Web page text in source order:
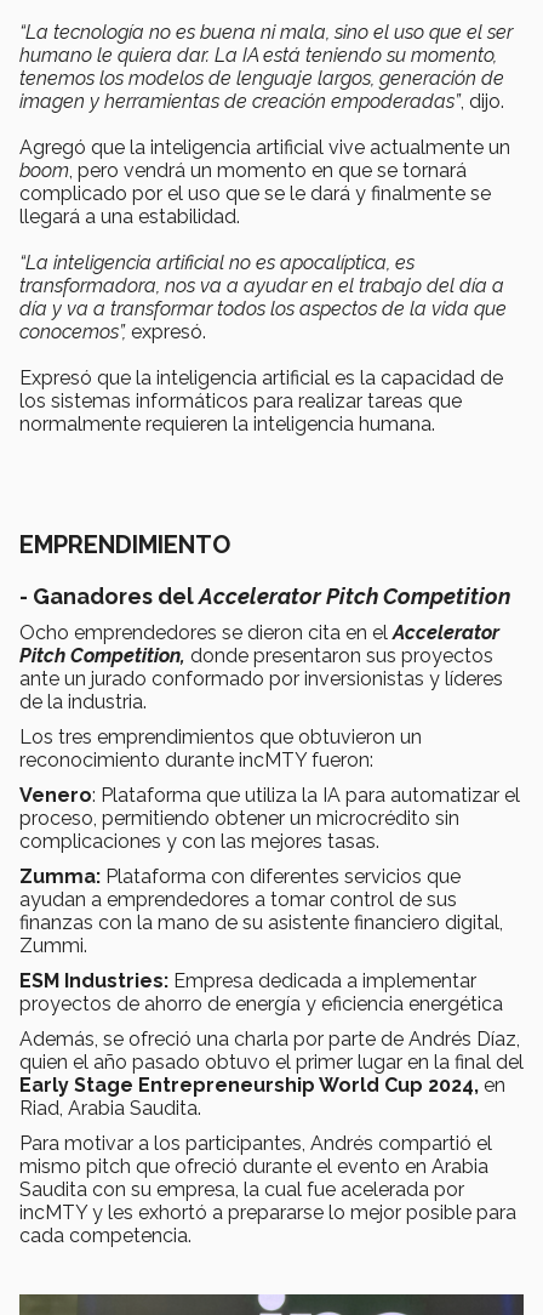
“La tecnología no es buena ni mala, sino el uso que el ser
humano le quiera dar. La IA está teniendo su momento,
tenemos los modelos de lenguaje largos, generación de
imagen y herramientas de creación empoderadas”, dijo.
Agregó que la inteligencia artificial vive actualmente un
boom, pero vendrá un momento en que se tornará
complicado por el uso que se le dará y finalmente se
llegará a una estabilidad.
“La inteligencia artificial no es apocalíptica, es
transformadora, nos va a ayudar en el trabajo del día a
día y va a transformar todos los aspectos de la vida que
conocemos”, expresó.
Expresó que la inteligencia artificial es la capacidad de
los sistemas informáticos para realizar tareas que
normalmente requieren la inteligencia humana.
EMPRENDIMIENTO
- Ganadores delAccelerator Pitch Competition
Ocho emprendedores se dieron cita en elAccelerator
Pitch Competition, donde presentaron sus proyectos
ante un jurado conformado por inversionistas y líderes
de la industria.
Los tres emprendimientos que obtuvieron un
reconocimiento durante incMTY fueron:
Venero: Plataforma que utiliza la IA para automatizar el
proceso, permitiendo obtener un microcrédito sin
complicaciones y con las mejores tasas.
Zumma: Plataforma con diferentes servicios que
ayudan a emprendedores a tomar control de sus
finanzas con la mano de su asistente financiero digital,
Zummi.
ESM Industries: Empresa dedicada a implementar
proyectos de ahorro de energía y eficiencia energética
Además, se ofreció una charla por parte de Andrés Díaz,
quien el año pasado obtuvo el primer lugar en la final del
Early Stage Entrepreneurship World Cup 2024, en
Riad, Arabia Saudita.
Para motivar a los participantes, Andrés compartió el
mismo pitch que ofreció durante el evento en Arabia
Saudita con su empresa, la cual fue acelerada por
incMTY y les exhortó a prepararse lo mejor posible para
cada competencia.